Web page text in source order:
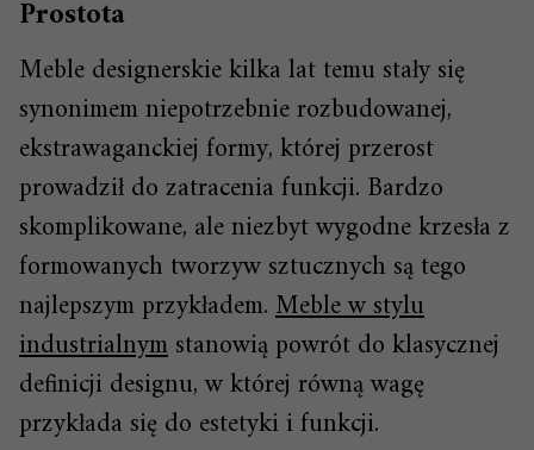
Prostota
Meble designerskie kilka lat temu stały się
synonimem niepotrzebnie rozbudowanej,
ekstrawaganckiej formy, której przerost
prowadził do zatracenia funkcji. Bardzo
skomplikowane, ale niezbyt wygodne krzesła z
formowanych tworzyw sztucznych są tego
najlepszym przykładem.Meble w stylu
industrialnymstanowią powrót do klasycznej
definicji designu, w której równą wagę
przykłada się do estetyki i funkcji.